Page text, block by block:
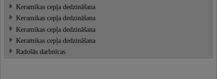
Keramikas cepļa dedzināšana
Keramikas cepļa dedzināšana
Keramikas cepļa dedzināšana
Keramikas cepļa dedzināšana
Radošās darbnīcas